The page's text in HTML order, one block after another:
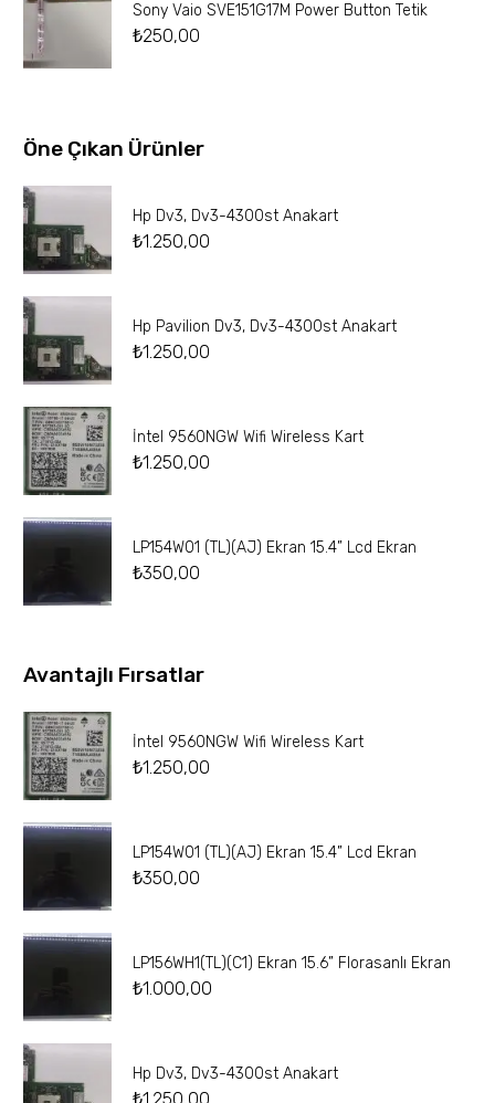
Sony Vaio SVE151G17M Power Button Tetik
₺250,00
Öne Çıkan Ürünler
Hp Dv3, Dv3-4300st Anakart
₺1.250,00
Hp Pavilion Dv3, Dv3-4300st Anakart
₺1.250,00
İntel 9560NGW Wifi Wireless Kart
₺1.250,00
LP154W01 (TL)(AJ) Ekran 15.4” Lcd Ekran
₺350,00
Avantajlı Fırsatlar
İntel 9560NGW Wifi Wireless Kart
₺1.250,00
LP154W01 (TL)(AJ) Ekran 15.4” Lcd Ekran
₺350,00
LP156WH1(TL)(C1) Ekran 15.6” Florasanlı Ekran
₺1.000,00
Hp Dv3, Dv3-4300st Anakart